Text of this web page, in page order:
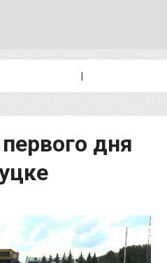
I
дня